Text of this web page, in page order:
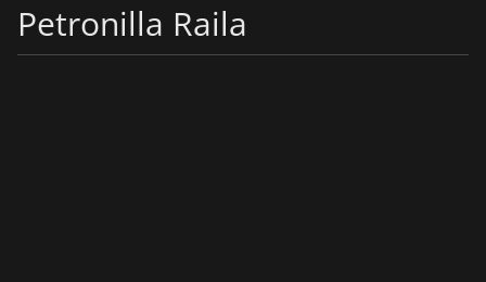
Petronilla Raila